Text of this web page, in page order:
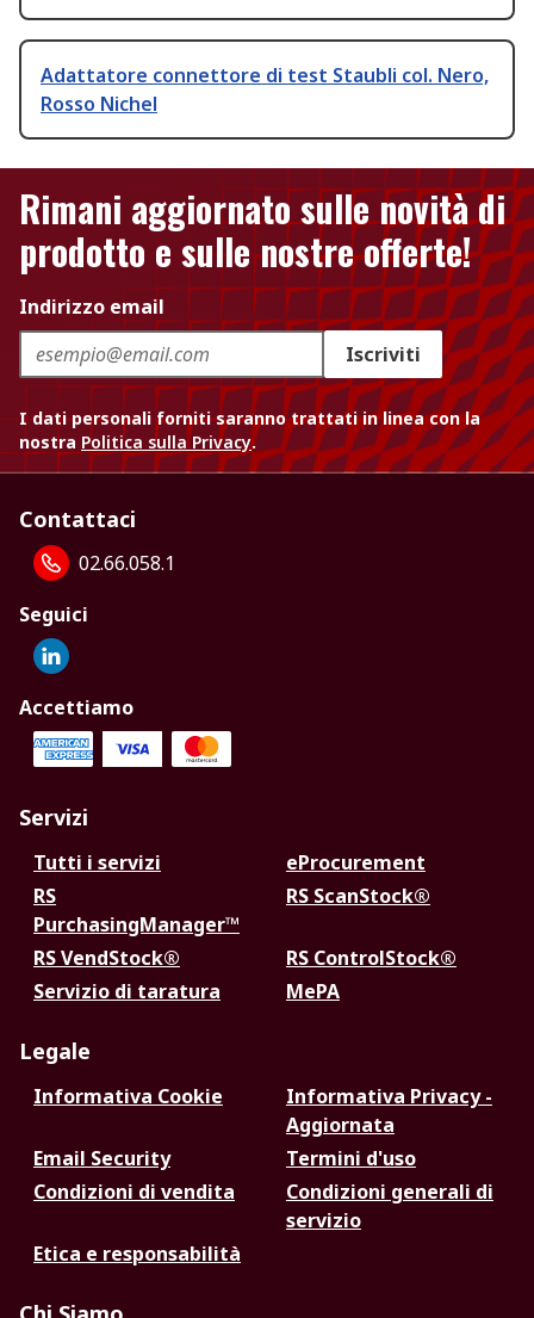
Adattatore connettore di test Staubli col. Nero,
Rosso Nichel
Rimani aggiornato sulle novità di
prodotto e sulle nostre offerte!
Indirizzo email
Iscriviti
I dati personali forniti saranno trattati in linea con la
nostra Politica sulla Privacy.
Contattaci
02.66.058.1
Seguici
Accettiamo
Servizi
Tutti i servizi
eProcurement
RS
PurchasingManager™
RS ScanStock®
RS VendStock®
RS ControlStock®
Servizio di taratura
MePA
Legale
Informativa Cookie
Informativa Privacy -
Aggiornata
Email Security
Termini d'uso
Condizioni di vendita
Condizioni generali di
servizio
Etica e responsabilità